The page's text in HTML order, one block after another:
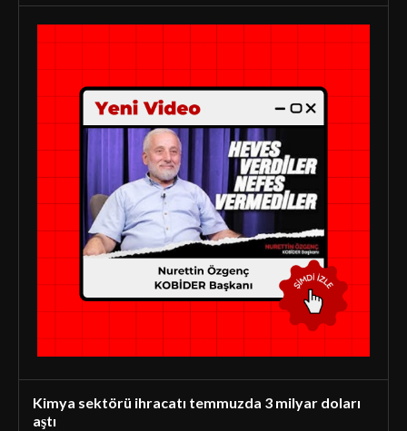
Kimya sektörü ihracatı temmuzda 3 milyar doları
aştı